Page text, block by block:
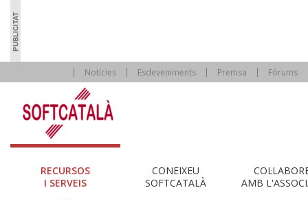
Notícies Esdeveniments Premsa Fòrums
RECURSOS
I SERVEIS
CONEIXEU
SOFTCATALÀ
AMB